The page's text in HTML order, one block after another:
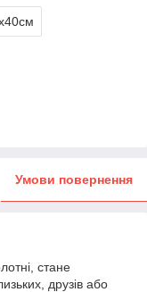
Умови повернення
стане
друзів або